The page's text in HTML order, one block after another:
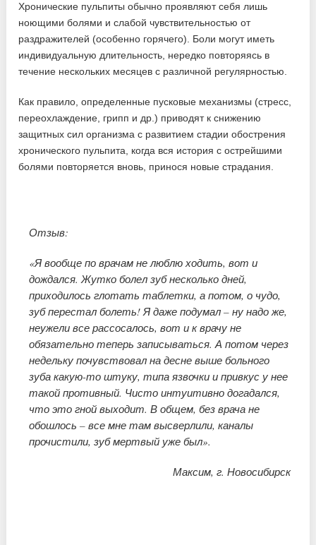
Хронические пульпиты обычно проявляют себя лишь
ноющими болями и слабой чувствительностью от
раздражителей (особенно горячего). Боли могут иметь
индивидуальную длительность, нередко повторяясь в
течение нескольких месяцев с различной регулярностью.
Как правило, определенные пусковые механизмы (стресс,
переохлаждение, грипп и др.) приводят к снижению
защитных сил организма с развитием стадии обострения
хронического пульпита, когда вся история с острейшими
болями повторяется вновь, принося новые страдания.
Отзыв:
«Я вообще по врачам не люблю ходить, вот и
дождался. Жутко болел зуб несколько дней,
приходилось глотать таблетки, а потом, о чудо,
зуб перестал болеть! Я даже подумал – ну надо же,
неужели все рассосалось, вот и к врачу не
обязательно теперь записываться. А потом через
недельку почувствовал на десне выше больного
зуба какую-то штуку, типа язвочки и привкус у нее
такой противный. Чисто интуитивно догадался,
что это гной выходит. В общем, без врача не
обошлось – все мне там высверлили, каналы
прочистили, зуб мертвый уже был».
Максим, г. Новосибирск